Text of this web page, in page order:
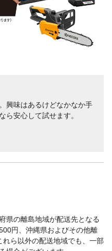
興味はあるけどなかなか手
ら安心して試せます。
県の離島地域が配送先となる
円、沖縄県およびその他離
ら以外の配送地域でも、一部